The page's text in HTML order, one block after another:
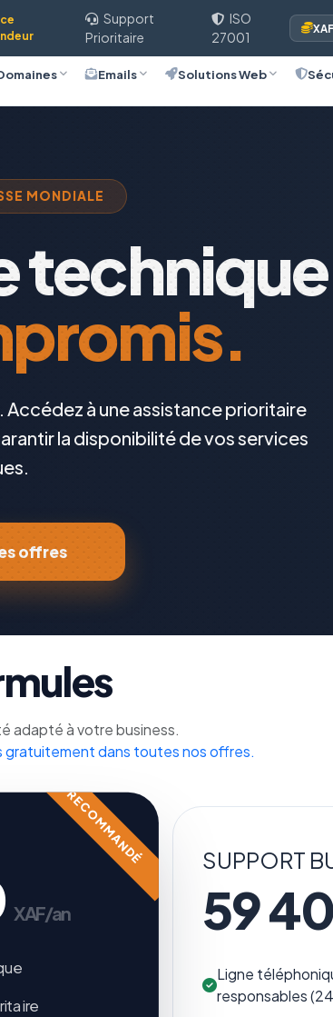
Support
Prioritaire
ISO
27001
XAF
Emails Solutions Web
MONDIALE
technique
à une assistance prioritaire
la disponibilité de vos services
offres
adapté à votre business.
gratuitement dans toutes nos offres.
RECOMMANDÉ
XAF/an
SUPPORT
59
Ligne
responsables